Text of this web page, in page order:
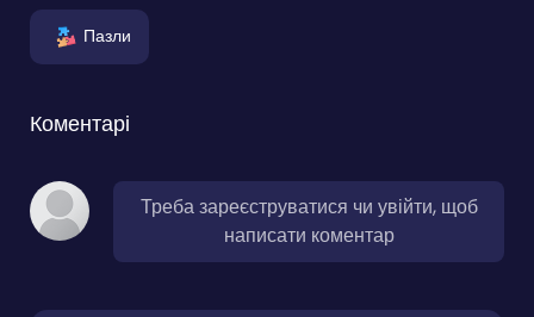
Пазли
Коментарі
Треба зареєструватися чи увійти, щоб
написати коментар